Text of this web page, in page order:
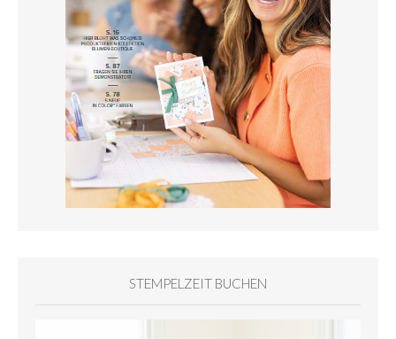
STEMPELZEIT BUCHEN